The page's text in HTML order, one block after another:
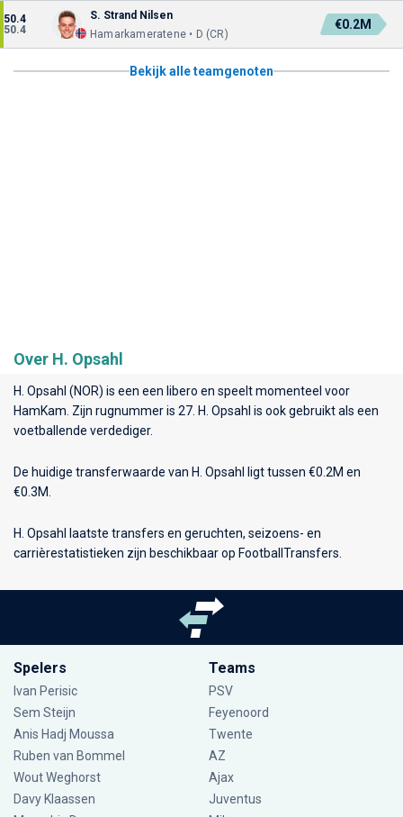
50.4
50.4
S. Strand Nilsen
Hamarkameratene • D (CR)
€0.2M
Bekijk alle teamgenoten
Over H. Opsahl
H. Opsahl (NOR) is een een libero en speelt momenteel voor
HamKam . Zijn rugnummer is 27. H. Opsahl is ook gebruikt als een
voetballende verdediger.
De huidige transferwaarde van H. Opsahl ligt tussen €0.2M en
€0.3M.
H. Opsahl laatste transfers en geruchten, seizoens- en
carrièrestatistieken zijn beschikbaar op FootballTransfers.
Spelers
Ivan Perisic
Sem Steijn
Anis Hadj Moussa
Ruben van Bommel
Wout Weghorst
Davy Klaassen
Teams
PSV
Feyenoord
Twente
AZ
Ajax
Juventus